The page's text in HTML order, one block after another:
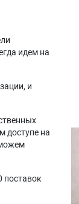
идем на
и
доступе на
поставок